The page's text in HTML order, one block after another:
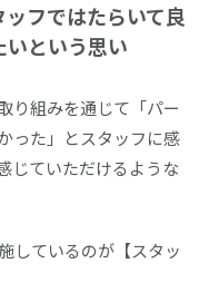
フではたらいて良
という思い
り組みを通じて「パー
った」とスタッフに感
じていただけるような
しているのが【スタッ